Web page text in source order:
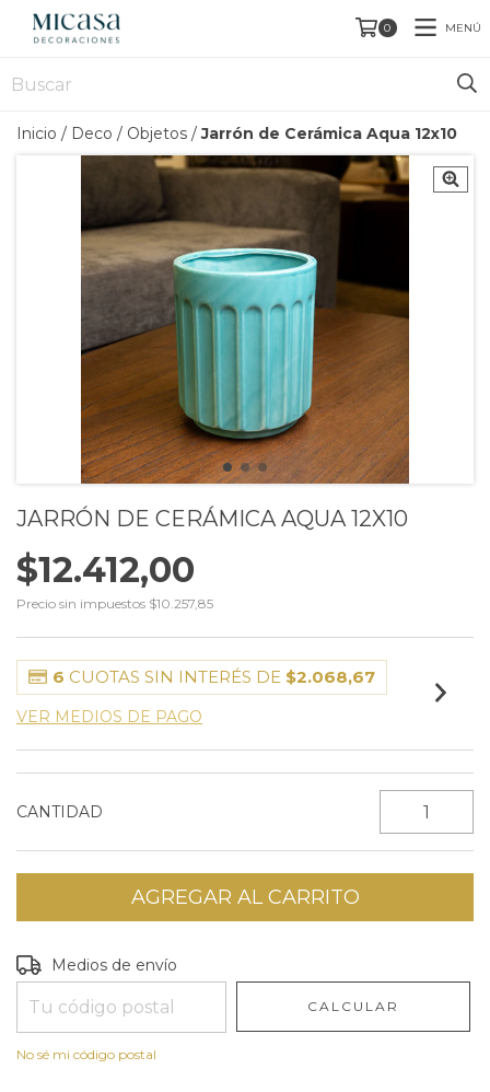
0 MENÚ
Inicio / Deco / Objetos / Jarrón de Cerámica Aqua 12x10
JARRÓN DE CERÁMICA AQUA 12X10
$12.412,00
Precio sin impuestos $10.257,85
6 CUOTAS SIN INTERÉS DE $2.068,67
VER MEDIOS DE PAGO
CANTIDAD
Entregas para el CP:
Medios de envío
CALCULAR
No sé mi código postal